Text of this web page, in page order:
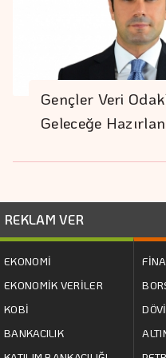
Gençler Veri
Geleceğe
REKLAM VER
EKONOMİ
EKONOMİK VERİLER
KOBİ
BANKACILIK